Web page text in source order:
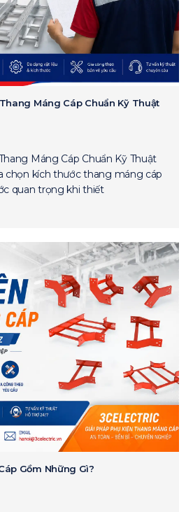
Máng Cáp Chuẩn Kỹ Thuật
Máng Cáp Chuẩn Kỹ Thuật
chọn kích thước thang máng cáp
quan trọng khi thiết
Gồm Những Gì?